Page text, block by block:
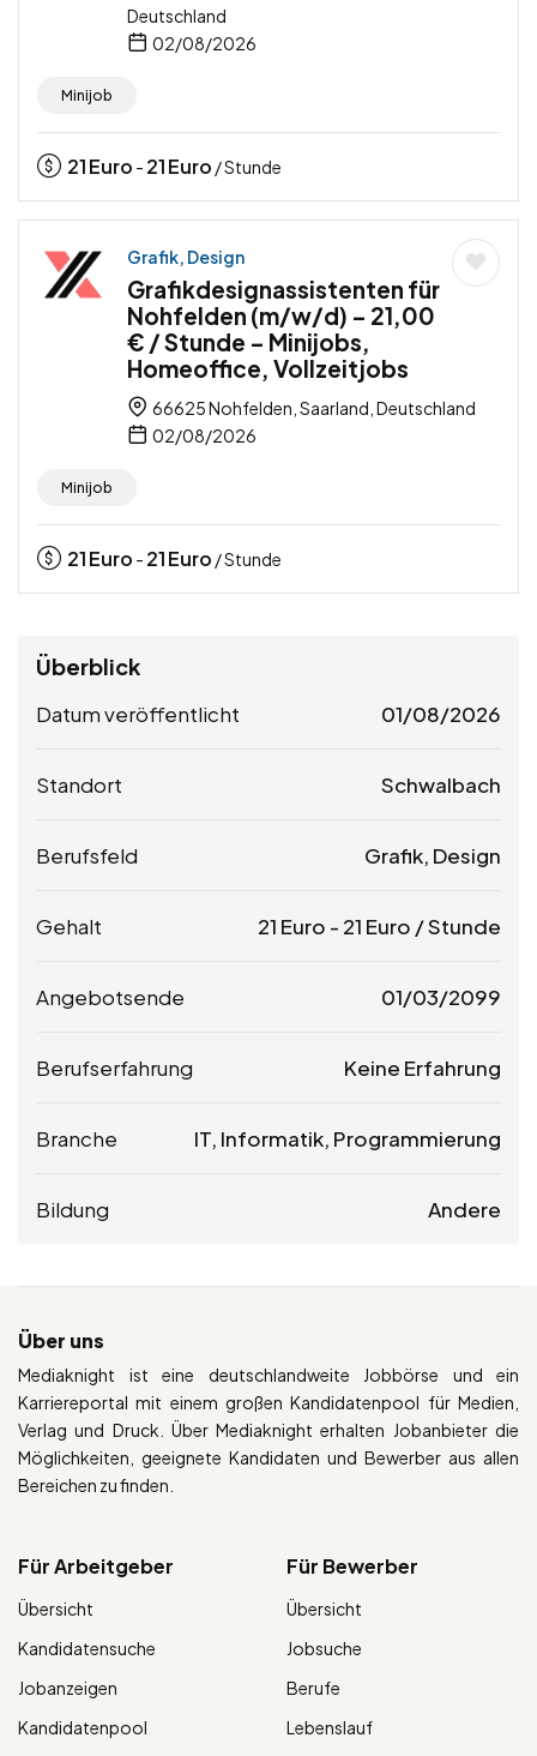
Deutschland
02/08/2026
Minijob
21Euro - 21Euro / Stunde
Grafik, Design
Grafikdesignassistenten für
Nohfelden (m/w/d) – 21,00
€ / Stunde – Minijobs,
Homeoffice, Vollzeitjobs
66625 Nohfelden, Saarland, Deutschland
02/08/2026
Minijob
21Euro - 21Euro / Stunde
Überblick
Datum veröffentlicht 01/08/2026
Standort Schwalbach
Berufsfeld Grafik, Design
Gehalt 21 Euro - 21 Euro / Stunde
Angebotsende 01/03/2099
Berufserfahrung Keine Erfahrung
Branche IT, Informatik, Programmierung
Bildung Andere
Über uns
Mediaknight ist eine deutschlandweite Jobbörse und ein
Karriereportal mit einem großen Kandidatenpool für Medien,
Verlag und Druck. Über Mediaknight erhalten Jobanbieter die
Möglichkeiten, geeignete Kandidaten und Bewerber aus allen
Bereichen zu finden.
Für Arbeitgeber
Übersicht
Kandidatensuche
Jobanzeigen
Kandidatenpool
Für Bewerber
Übersicht
Jobsuche
Berufe
Lebenslauf